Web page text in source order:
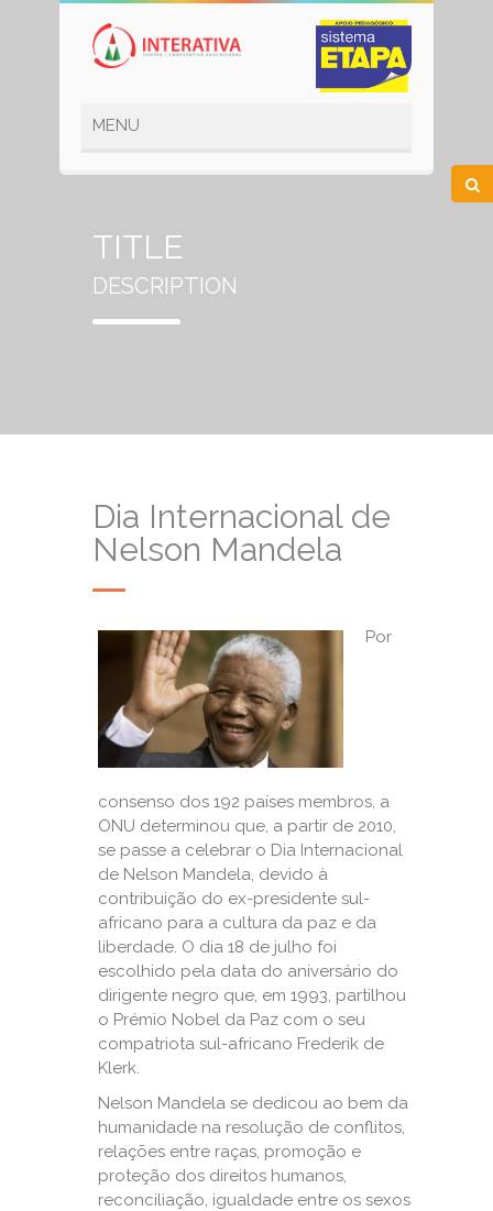
TITLE
DESCRIPTION
Dia Internacional de
Nelson Mandela
Por
consenso dos 192 países membros, a
ONU determinou que, a partir de 2010,
se passe a celebrar o Dia Internacional
de Nelson Mandela, devido à
contribuição do ex-presidente sul-
africano para a cultura da paz e da
liberdade. O dia 18 de julho foi
escolhido pela data do aniversário do
dirigente negro que, em 1993, partilhou
o Prémio Nobel da Paz com o seu
compatriota sul-africano Frederik de
Klerk.
Nelson Mandela se dedicou ao bem da
humanidade na resolução de conflitos,
relações entre raças, promoção e
proteção dos direitos humanos,
reconciliação, igualdade entre os sexos